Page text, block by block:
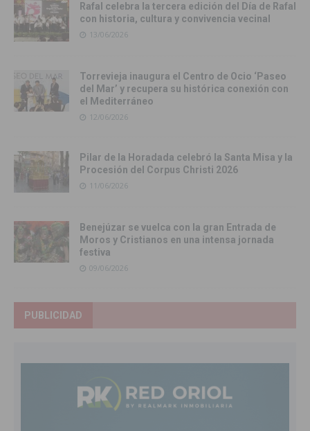
Rafal celebra la tercera edición del Día de Rafal
con historia, cultura y convivencia vecinal
13/06/2026
Torrevieja inaugura el Centro de Ocio ‘Paseo
del Mar’ y recupera su histórica conexión con
el Mediterráneo
12/06/2026
Pilar de la Horadada celebró la Santa Misa y la
Procesión del Corpus Christi 2026
11/06/2026
Benejúzar se vuelca con la gran Entrada de
Moros y Cristianos en una intensa jornada
festiva
09/06/2026
PUBLICIDAD